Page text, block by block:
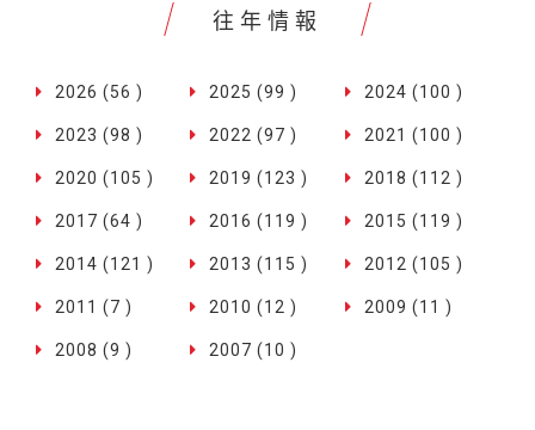
往年情報
2026 (56 ) 2025 (99 ) 2024 (100 )
2023 (98 ) 2022 (97 ) 2021 (100 )
2020 (105 ) 2019 (123 ) 2018 (112 )
2017 (64 ) 2016 (119 ) 2015 (119 )
2014 (121 ) 2013 (115 ) 2012 (105 )
2011 (7 ) 2010 (12 ) 2009 (11 )
2008 (9 ) 2007 (10 )